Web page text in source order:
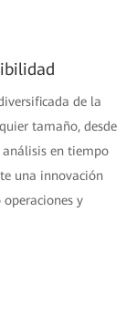
de la
tamaño, desde
análisis en tiempo
una innovación
y